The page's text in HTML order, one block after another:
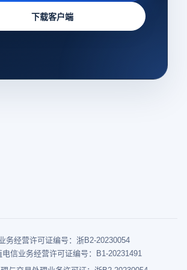
下载客户端
务经营许可证编号：浙B2-20230054
信业务经营许可证编号：B1-20231491